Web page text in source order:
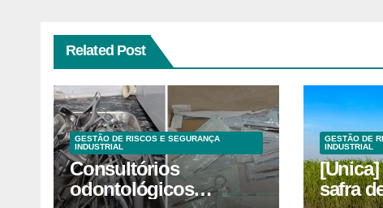
Related Post
GESTÃO DE RISCOS E SEGURANÇA
INDUSTRIAL
Consultórios
odontológicos
GESTÃO DE
INDUSTRIAL
[Unica]
safra